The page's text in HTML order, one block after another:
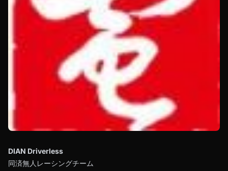
DIAN Driverless
同済無人レーシングチーム